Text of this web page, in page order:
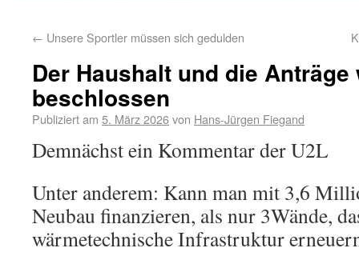
← Unsere Sportler müssen sich gedulden
Der Haushalt und die Anträge
beschlossen
Publiziert am 5. März 2026von Hans-Jürgen Fiegand
Demnächst ein Kommentar der U2L
Unter anderem: Kann man mit 3,6
Neubau finanzieren, als nur 3Wände,
wärmetechnische Infrastruktur